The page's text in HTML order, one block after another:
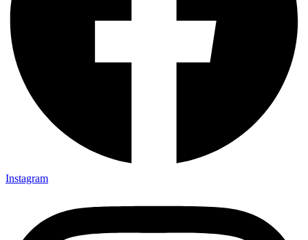
Instagram